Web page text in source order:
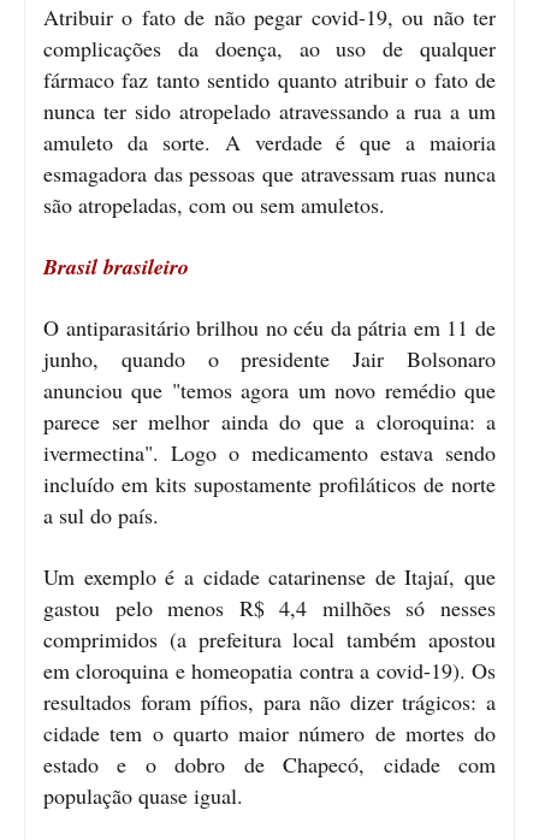
Atribuir o fato de não pegar covid-19, ou não ter
complicações da doença, ao uso de qualquer
fármaco faz tanto sentido quanto atribuir o fato de
nunca ter sido atropelado atravessando a rua a um
amuleto da sorte. A verdade é que a maioria
esmagadora das pessoas que atravessam ruas nunca
são atropeladas, com ou sem amuletos.
Brasil brasileiro
O antiparasitário brilhou no céu da pátria em 11 de
junho, quando o presidente Jair Bolsonaro
anunciou que "temos agora um novo remédio que
parece ser melhor ainda do que a cloroquina: a
ivermectina". Logo o medicamento estava sendo
incluído em kits supostamente profiláticos de norte
a sul do país.
Um exemplo é a cidade catarinense de Itajaí, que
gastou pelo menos R$ 4,4 milhões só nesses
comprimidos (a prefeitura local também apostou
em cloroquina e homeopatia contra a covid-19). Os
resultados foram pífios, para não dizer trágicos: a
cidade tem o quarto maior número de mortes do
estado e o dobro de Chapecó, cidade com
população quase igual.